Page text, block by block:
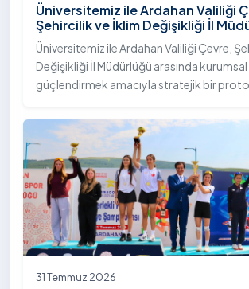
Üniversitemiz ile Ardahan Valiliği
Şehircilik ve İklim Değişikliği İl
Arasında İş Birliği Protokolü
Üniversitemiz ile Ardahan Valiliği Çevre,
Değişikliği İl Müdürlüğü arasında
güçlendirmek amacıyla stratejik bir
31 Temmuz 2026